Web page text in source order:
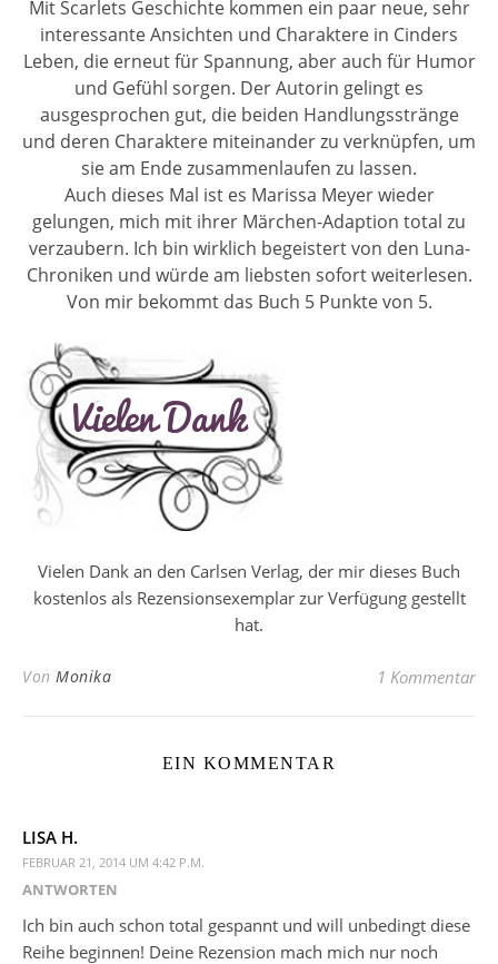
Mit Scarlets Geschichte kommen ein paar neue, sehr
interessante Ansichten und Charaktere in Cinders
Leben, die erneut für Spannung, aber auch für Humor
und Gefühl sorgen. Der Autorin gelingt es
ausgesprochen gut, die beiden Handlungsstränge
und deren Charaktere miteinander zu verknüpfen, um
sie am Ende zusammenlaufen zu lassen.
Auch dieses Mal ist es Marissa Meyer wieder
gelungen, mich mit ihrer Märchen-Adaption total zu
verzaubern. Ich bin wirklich begeistert von den Luna-
Chroniken und würde am liebsten sofort weiterlesen.
Von mir bekommt das Buch 5 Punkte von 5.
Vielen Dank an den Carlsen Verlag, der mir dieses Buch
kostenlos als Rezensionsexemplar zur Verfügung gestellt
hat.
Von Monika 1 Kommentar
EIN KOMMENTAR
LISA H.
FEBRUAR 21, 2014 UM 4:42 P.M.
ANTWORTEN
Ich bin auch schon total gespannt und will unbedingt diese
Reihe beginnen! Deine Rezension mach mich nur noch